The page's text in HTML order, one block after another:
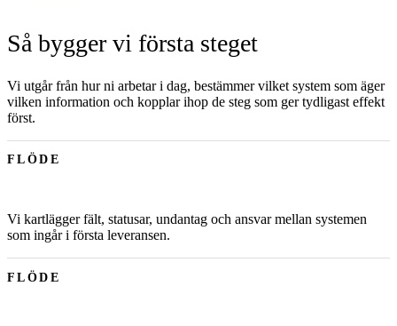
Så bygger vi första steget
Vi utgår från hur ni arbetar i dag, bestämmer vilket system som äger
vilken information och kopplar ihop de steg som ger tydligast effekt
först.
FLÖDE
Vi kartlägger fält, statusar, undantag och ansvar mellan systemen
som ingår i första leveransen.
FLÖDE